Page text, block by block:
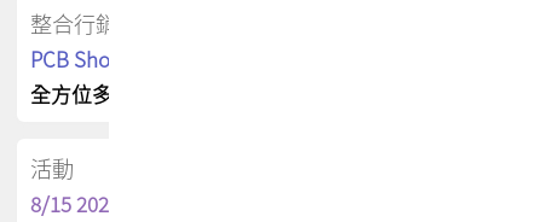
整合行銷
PCB Shop 採購指南
全方位多元曝光方案
活動
8/15 2026 TPCA健康盃保齡球聯誼賽